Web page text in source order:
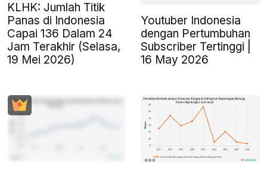
KLHK: Jumlah Titik
Panas di Indonesia
Capai 136 Dalam 24
Jam Terakhir (Selasa,
19 Mei 2026)
Youtuber Indonesia
dengan Pertumbuhan
Subscriber Tertinggi |
16 May 2026